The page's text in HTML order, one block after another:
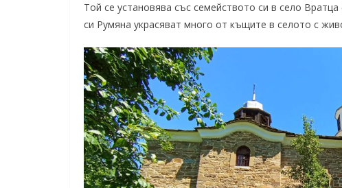
Той се установява със семейството си в село
си Румяна украсяват много от къщите в селото с